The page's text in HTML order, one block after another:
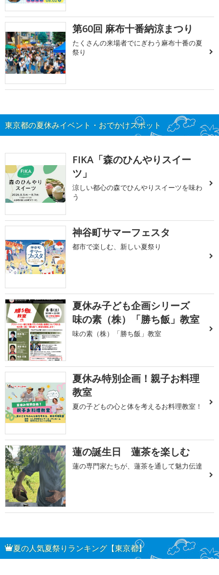
第60回 麻布十番納涼まつり
たくさんの来場者でにぎわう麻布十番の夏
祭り
東京都の夏休みイベント・おでかけスポット
FIKA「森のひんやりスイー
ツ」
涼しい都心の森でひんやりスイーツを味わ
う
神谷町サマーフェスタ
都市で楽しむ、新しい夏祭り
夏休み子ども企画シリーズ
味の素（株）「勝ち飯」教室
味の素（株）「勝ち飯」教室
夏休み特別企画！親子お料理
教室
夏の子どもの心と体を考えるお料理教室！
蓮の誕生日 蓮茶を楽しむ
蓮の専門家たちが、蓮茶を通して魅力伝達
夏の人気夏祭りランキング【東京都】